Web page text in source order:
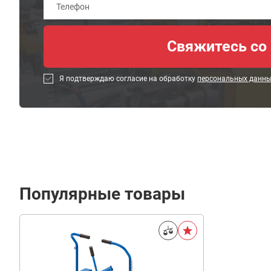
Я подтверждаю согласие на обработку персональных
Популярные товары